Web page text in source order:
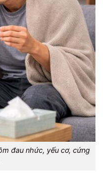
đau nhức, yếu cơ, cứng